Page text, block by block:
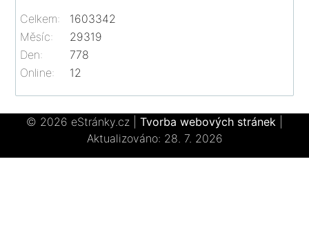
Online: 12
Celkem:
1603342
Měsíc:
29319
Den:
778
© 2026 eStránky.cz Tvorba webových stránek
Aktualizováno: 28. 7. 2026